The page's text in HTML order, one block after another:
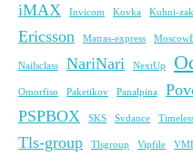
iMAX Invicom Kovka Kuhni-
Ericsson
Matras-express
Nailsclass NariNari NextUp
Omorfiso Paketikov Panalpina
PSPBOX
SKS Svdance
Tls-group Tlsgroup Vipfile